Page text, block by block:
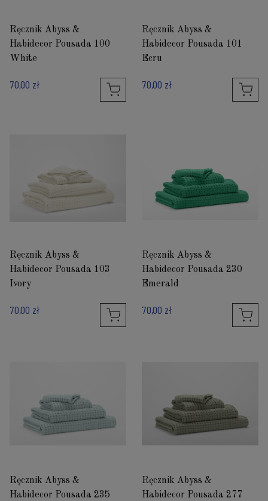
Ręcznik Abyss &
Habidecor Pousada 100
White
70,00 zł
Ręcznik Abyss &
Habidecor Pousada 101
Ecru
70,00 zł
Ręcznik Abyss &
Habidecor Pousada 103
Ivory
70,00 zł
Ręcznik Abyss &
Habidecor Pousada 230
Emerald
70,00 zł
Ręcznik Abyss &
Habidecor Pousada 235
Ręcznik Abyss &
Habidecor Pousada 277